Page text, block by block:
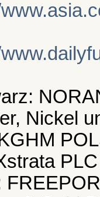
Nickel